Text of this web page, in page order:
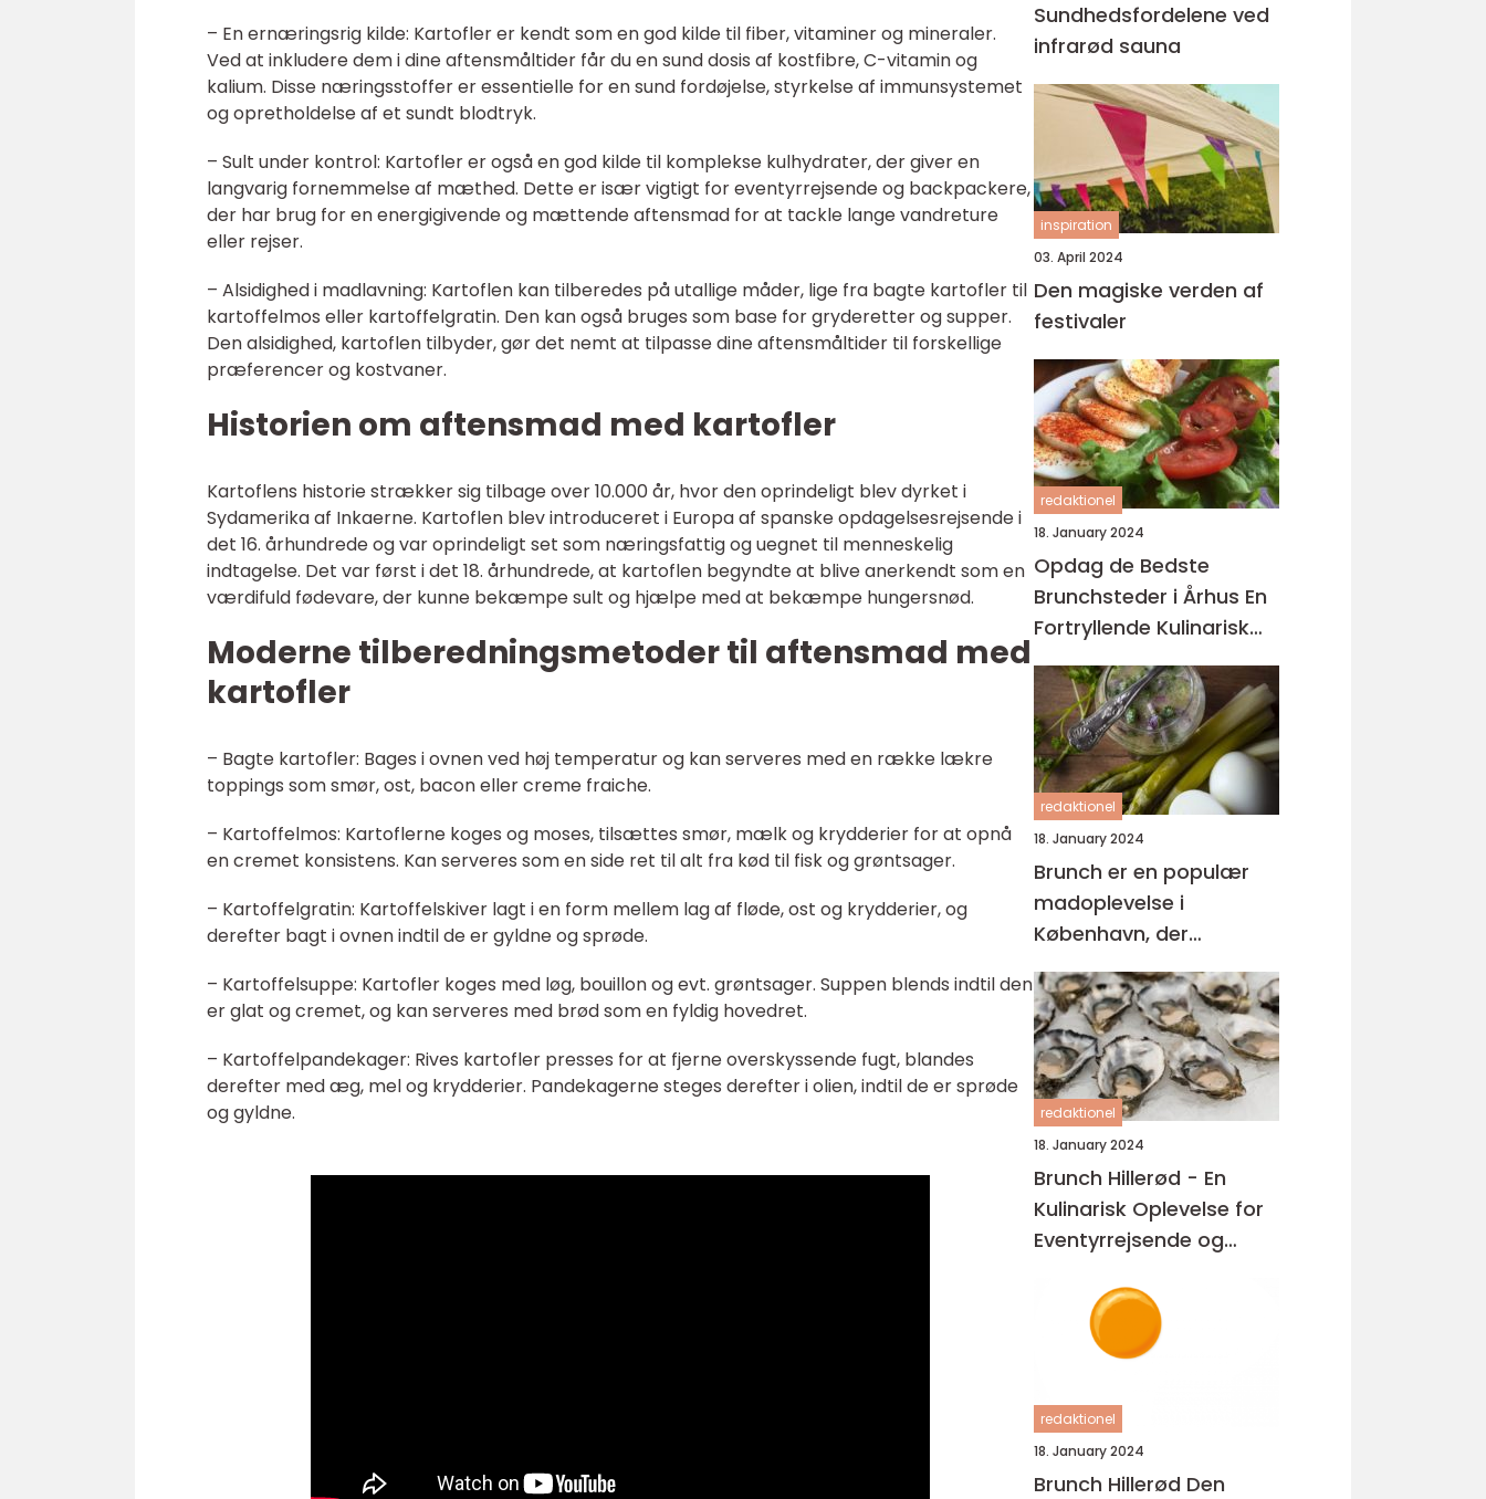
– En ernæringsrig kilde: Kartofler er kendt som en god kilde til fiber, vitaminer og mineraler.
Ved at inkludere dem i dine aftensmåltider får du en sund dosis af kostfibre, C-vitamin og
kalium. Disse næringsstoffer er essentielle for en sund fordøjelse, styrkelse af immunsystemet
og opretholdelse af et sundt blodtryk.
– Sult under kontrol: Kartofler er også en god kilde til komplekse kulhydrater, der giver en
langvarig fornemmelse af mæthed. Dette er især vigtigt for eventyrrejsende og backpackere,
der har brug for en energigivende og mættende aftensmad for at tackle lange vandreture
eller rejser.
– Alsidighed i madlavning: Kartoflen kan tilberedes på utallige måder, lige fra bagte kartofler til
kartoffelmos eller kartoffelgratin. Den kan også bruges som base for gryderetter og supper.
Den alsidighed, kartoflen tilbyder, gør det nemt at tilpasse dine aftensmåltider til forskellige
præferencer og kostvaner.
Historien om aftensmad med kartofler
Kartoflens historie strækker sig tilbage over 10.000 år, hvor den oprindeligt blev dyrket i
Sydamerika af Inkaerne. Kartoflen blev introduceret i Europa af spanske opdagelsesrejsende i
det 16. århundrede og var oprindeligt set som næringsfattig og uegnet til menneskelig
indtagelse. Det var først i det 18. århundrede, at kartoflen begyndte at blive anerkendt som en
værdifuld fødevare, der kunne bekæmpe sult og hjælpe med at bekæmpe hungersnød.
Moderne tilberedningsmetoder til aftensmad med
kartofler
– Bagte kartofler: Bages i ovnen ved høj temperatur og kan serveres med en række lækre
toppings som smør, ost, bacon eller creme fraiche.
– Kartoffelmos: Kartoflerne koges og moses, tilsættes smør, mælk og krydderier for at opnå
en cremet konsistens. Kan serveres som en side ret til alt fra kød til fisk og grøntsager.
– Kartoffelgratin: Kartoffelskiver lagt i en form mellem lag af fløde, ost og krydderier, og
derefter bagt i ovnen indtil de er gyldne og sprøde.
– Kartoffelsuppe: Kartofler koges med løg, bouillon og evt. grøntsager. Suppen blends indtil den
er glat og cremet, og kan serveres med brød som en fyldig hovedret.
– Kartoffelpandekager: Rives kartofler presses for at fjerne overskyssende fugt, blandes
derefter med æg, mel og krydderier. Pandekagerne steges derefter i olien, indtil de er sprøde
og gyldne.
Sundhedsfordelene ved
infrarød sauna
inspiration
03. April 2024
Den magiske verden af
festivaler
redaktionel
18. January 2024
Opdag de Bedste
Brunchsteder i Århus En
Fortryllende Kulinarisk
Rejse
redaktionel
18. January 2024
Brunch er en populær
madoplevelse i
København, der
kombinerer elementer
fra morgenmad og
frokost
redaktionel
18. January 2024
Brunch Hillerød - En
Kulinarisk Oplevelse for
Eventyrrejsende og
redaktionel
18. January 2024
Brunch Hillerød Den